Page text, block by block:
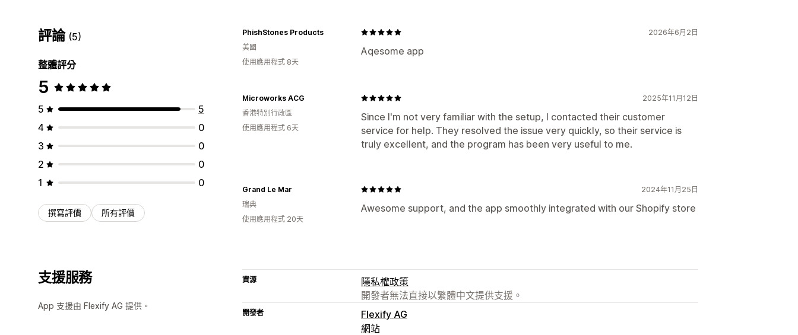
評論 (5)
整體評分
5
5
5
4
0
3
0
2
0
1
0
撰寫評價 所有評價
2026年6月2日
Aqesome app
PhishStones Products
美國
使用應用程式 8天
2025年11月12日
Since I'm not very familiar with the setup, I contacted their customer
service for help. They resolved the issue very quickly, so their service is
truly excellent, and the program has been very useful to me.
Microworks ACG
香港特別行政區
使用應用程式 6天
2024年11月25日
Awesome support, and the app smoothly integrated with our Shopify store
Grand Le Mar
瑞典
使用應用程式 20天
支援服務
App 支援由 Flexify AG 提供。
資源
隱私權政策
開發者無法直接以繁體中文提供支援。
開發者
Flexify AG
網站